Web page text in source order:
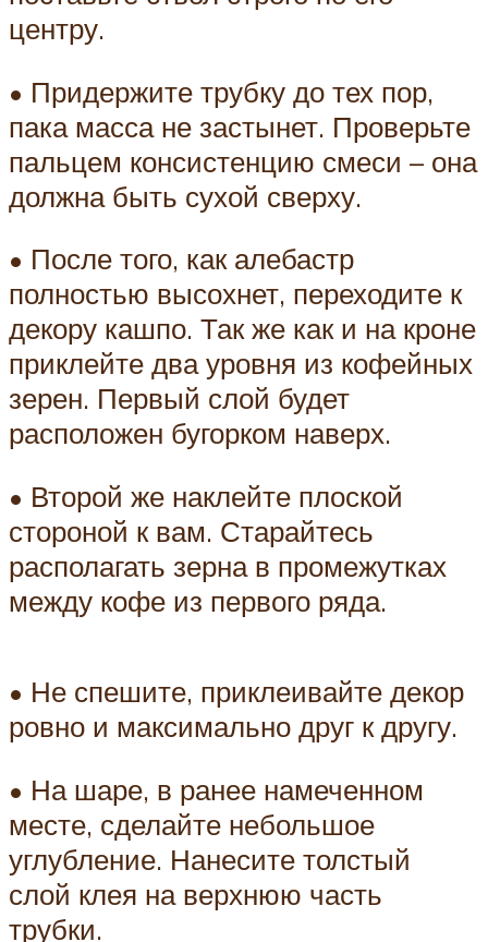
центру.
• Придержите трубку до тех пор,
пака масса не застынет. Проверьте
пальцем консистенцию смеси – она
должна быть сухой сверху.
• После того, как алебастр
полностью высохнет, переходите к
декору кашпо. Так же как и на кроне
приклейте два уровня из кофейных
зерен. Первый слой будет
расположен бугорком наверх.
• Второй же наклейте плоской
стороной к вам. Старайтесь
располагать зерна в промежутках
между кофе из первого ряда.
• Не спешите, приклеивайте декор
ровно и максимально друг к другу.
• На шаре, в ранее намеченном
месте, сделайте небольшое
углубление. Нанесите толстый
слой клея на верхнюю часть
трубки.